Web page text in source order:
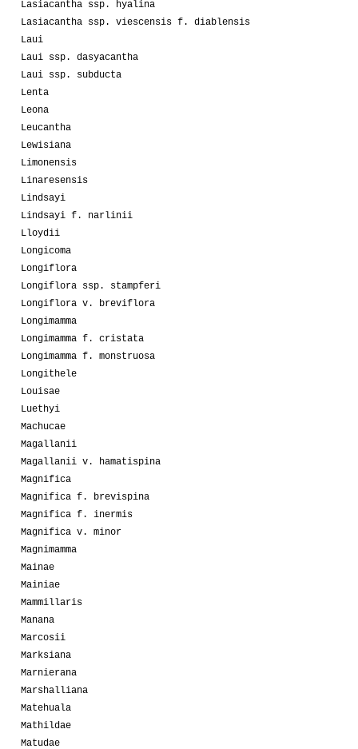
Lasiacantha ssp. hyalina
Lasiacantha ssp. viescensis f. diablensis
Laui
Laui ssp. dasyacantha
Laui ssp. subducta
Lenta
Leona
Leucantha
Lewisiana
Limonensis
Linaresensis
Lindsayi
Lindsayi f. narlinii
Lloydii
Longicoma
Longiflora
Longiflora ssp. stampferi
Longiflora v. breviflora
Longimamma
Longimamma f. cristata
Longimamma f. monstruosa
Longithele
Louisae
Luethyi
Machucae
Magallanii
Magallanii v. hamatispina
Magnifica
Magnifica f. brevispina
Magnifica f. inermis
Magnifica v. minor
Magnimamma
Mainae
Mainiae
Mammillaris
Manana
Marcosii
Marksiana
Marnierana
Marshalliana
Matehuala
Mathildae
Matudae